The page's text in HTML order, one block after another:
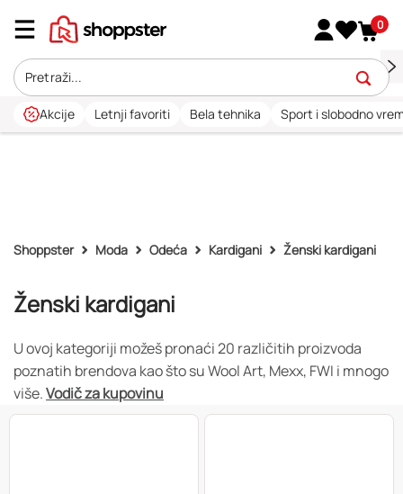
0
Akcije Letnji favoriti Bela tehnika Sport i slobodno
Shoppster Moda Odeća Kardigani Ženski kardigani
Ženski kardigani
U ovoj kategoriji možeš pronaći 20 različitih proizvoda
poznatih brendova kao što su Wool Art, Mexx, FWI i mnogo
više.Vodič za kupovinu